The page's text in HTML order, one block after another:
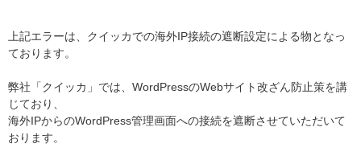
上記エラーは、クイッカでの海外IP接続の遮断設定による物となっ
ております。
弊社「クイッカ」では、WordPressのWebサイト改ざん防止策を講
じており、
海外IPからのWordPress管理画面への接続を遮断させていただいて
おります。